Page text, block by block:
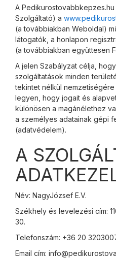
A
Szolgáltató) a
(a továbbiakban Weboldal)
látogatók, a honlapon
(a továbbiakban együttesen
A jelen Szabályzat célja,
szolgáltatások minden
tekintet nélkül
legyen, hogy jogait és
különösen a magánélethez
a személyes adatainak gépi
(adatvédelem).
A
Név: NagyJózsef E.V.
Székhely és levelezési cím:
30.
Telefonszám: +36 20
Email cím: